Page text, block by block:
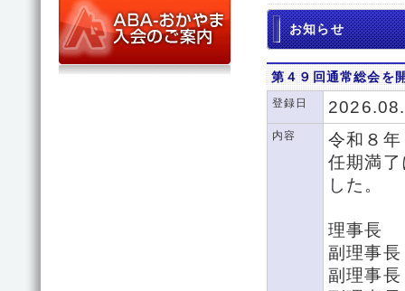
お知らせ
第４９回通常総会を
登録日
内容
令和８
任期満
した。
理事長
副理事
副理事